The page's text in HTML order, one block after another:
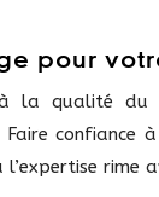
pour
à la qualité
confiance à
l’expertise rime